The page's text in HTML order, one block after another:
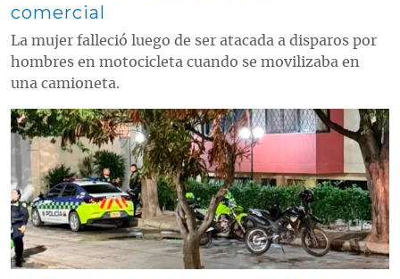
comercial
La mujer falleció luego de ser atacada a disparos por
hombres en motocicleta cuando se movilizaba en
una camioneta.
Contenido multimedia principal